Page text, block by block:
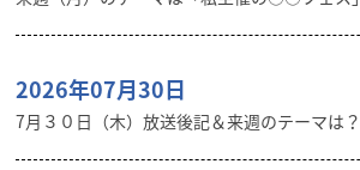
2026年07月30日
7月３０日（木）放送後記＆来週のテーマは？